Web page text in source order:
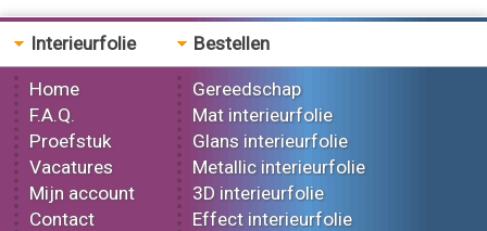
Interieurfolie
Home
F.A.Q.
Proefstuk
Vacatures
Mijn account
Contact
Bestellen
Gereedschap
Mat interieurfolie
Glans interieurfolie
Metallic interieurfolie
3D interieurfolie
Effect interieurfolie